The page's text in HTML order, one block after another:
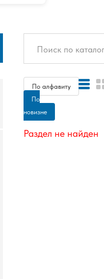
По алфавиту
По
новизне
Раздел не найден